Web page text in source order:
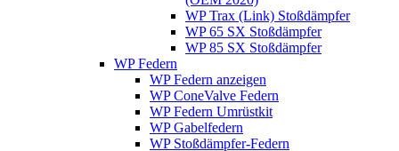
WP Trax (Link) Stoßdämpfer
WP 65 SX Stoßdämpfer
WP 85 SX Stoßdämpfer
WP Federn
WP Federn anzeigen
WP ConeValve Federn
WP Federn Umrüstkit
WP Gabelfedern
WP Stoßdämpfer-Federn